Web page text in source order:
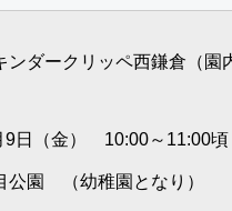
ダークリッペ西鎌倉（
（金） 10:00～11:00頃
（幼稚園となり）